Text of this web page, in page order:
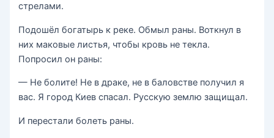
стрелами.
Подошёл богатырь к реке. Обмыл раны. Воткнул в
них маковые листья, чтобы кровь не текла.
Попросил он раны:
— Не болите! Не в драке, не в баловстве получил я
вас. Я город Киев спасал. Русскую землю защищал.
И перестали болеть раны.